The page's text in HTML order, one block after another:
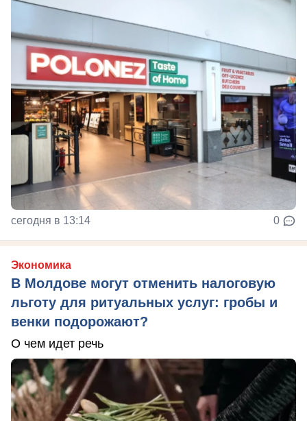
сегодня в 13:14 0
Экономика
В Молдове могут отменить налоговую
льготу для ритуальных услуг: гробы и
венки подорожают?
О чем идет речь